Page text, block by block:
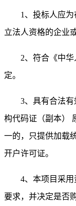
1、投标人应
立法人资格的企业
2、符合《中
定。
3、具有合法
构代码证（副本）
一的，只提供加载
开户许可证。
4、本项目采
要求，并决定是否